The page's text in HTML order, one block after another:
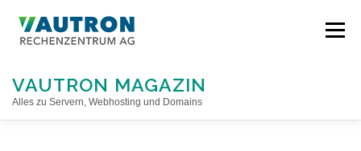
Inhalt
VAUTRON MAGAZIN
Alles zu Servern, Webhosting und Domains
Menü